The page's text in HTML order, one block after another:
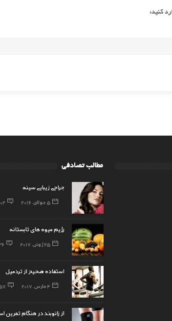
کنید:
مطالب تصادفی
جراحی زیبایی سینه
5 جولای, 2016
رژیم میوه های تابستانه
25 ژوئن, 2017
استفاده صحیح از تردمیل
4 مارس, 2017
از زانوبند در هنگام تمرین